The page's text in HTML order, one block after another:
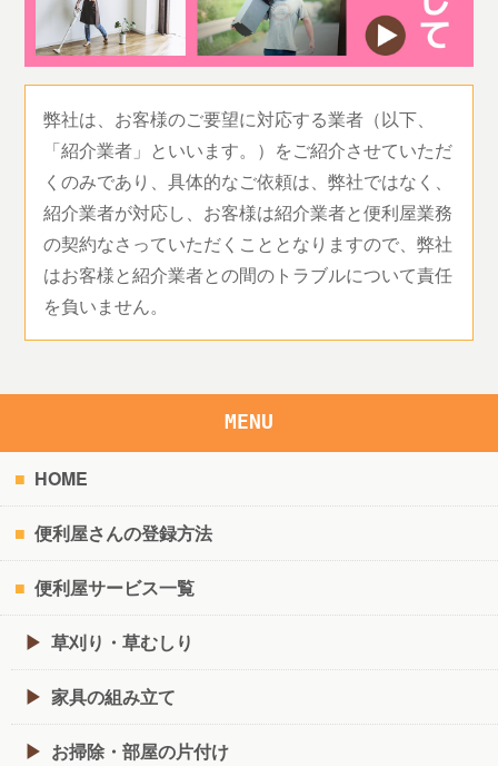
弊社は、お客様のご要望に対応する業者（以下、
「紹介業者」といいます。）をご紹介させていただ
くのみであり、具体的なご依頼は、弊社ではなく、
紹介業者が対応し、お客様は紹介業者と便利屋業務
の契約なさっていただくこととなりますので、弊社
はお客様と紹介業者との間のトラブルについて責任
を負いません。
MENU
HOME
便利屋さんの登録方法
便利屋サービス一覧
草刈り・草むしり
家具の組み立て
お掃除・部屋の片付け